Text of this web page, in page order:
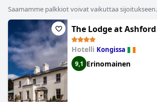
Saamamme palkkiot voivat vaikuttaa sijoitukseen.
The Lodge at
Hotelli Kongissa
9,1 Erinomainen